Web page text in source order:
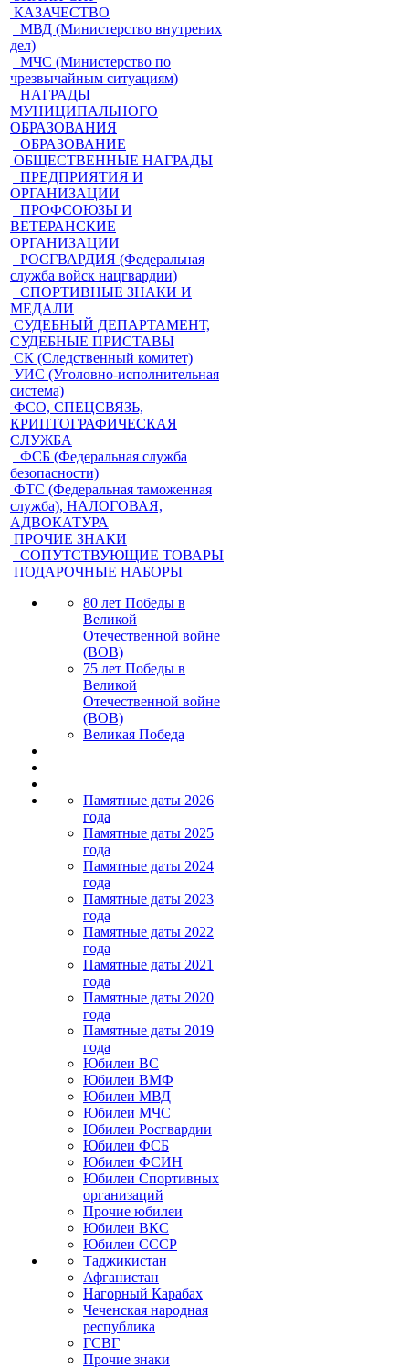
КАЗАЧЕСТВО
МВД (Министерство внутрених
дел)
МЧС (Министерство по
чрезвычайным ситуациям)
НАГРАДЫ
МУНИЦИПАЛЬНОГО
ОБРАЗОВАНИЯ
ОБРАЗОВАНИЕ
ОБЩЕСТВЕННЫЕ НАГРАДЫ
ПРЕДПРИЯТИЯ И
ОРГАНИЗАЦИИ
ПРОФСОЮЗЫ И
ВЕТЕРАНСКИЕ
ОРГАНИЗАЦИИ
РОСГВАРДИЯ (Федеральная
служба войск нацгвардии)
СПОРТИВНЫЕ ЗНАКИ И
МЕДАЛИ
СУДЕБНЫЙ ДЕПАРТАМЕНТ,
СУДЕБНЫЕ ПРИСТАВЫ
СК (Следственный комитет)
УИС (Уголовно-исполнительная
система)
ФСО, СПЕЦСВЯЗЬ,
КРИПТОГРАФИЧЕСКАЯ
СЛУЖБА
ФСБ (Федеральная служба
безопасности)
ФТС (Федеральная таможенная
служба), НАЛОГОВАЯ,
АДВОКАТУРА
ПРОЧИЕ ЗНАКИ
СОПУТСТВУЮЩИЕ ТОВАРЫ
ПОДАРОЧНЫЕ НАБОРЫ
80 лет Победы в
Великой
Отечественной войне
(ВОВ)
75 лет Победы в
Великой
Отечественной войне
(ВОВ)
Великая Победа
Памятные даты 2026
года
Памятные даты 2025
года
Памятные даты 2024
года
Памятные даты 2023
года
Памятные даты 2022
года
Памятные даты 2021
года
Памятные даты 2020
года
Памятные даты 2019
года
Юбилеи ВС
Юбилеи ВМФ
Юбилеи МВД
Юбилеи МЧС
Юбилеи Росгвардии
Юбилеи ФСБ
Юбилеи ФСИН
Юбилеи Спортивных
организаций
Прочие юбилеи
Юбилеи ВКС
Юбилеи СССР
Таджикистан
Афганистан
Нагорный Карабах
Чеченская народная
республика
ГСВГ
Прочие знаки